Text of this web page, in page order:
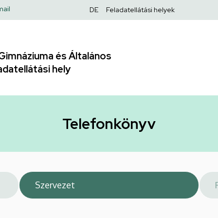
Felső
DE Feladatellátási helyek
és Általános
hely
Telefonkönyv